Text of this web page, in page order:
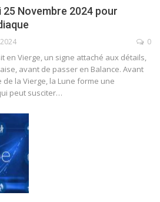
Novembre 2024 pour
0
en Vierge, un signe attaché aux détails,
avant de passer en Balance. Avant
la Vierge, la Lune forme une
peut susciter…